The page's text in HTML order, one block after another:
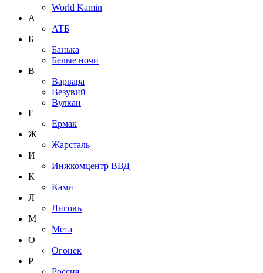
World Kamin
А
АТБ
Б
Банька
Белые ночи
В
Варвара
Везувий
Вулкан
Е
Ермак
Ж
Жарсталь
И
Инжкомцентр ВВД
К
Ками
Л
Лиговъ
М
Мета
О
Огонек
Р